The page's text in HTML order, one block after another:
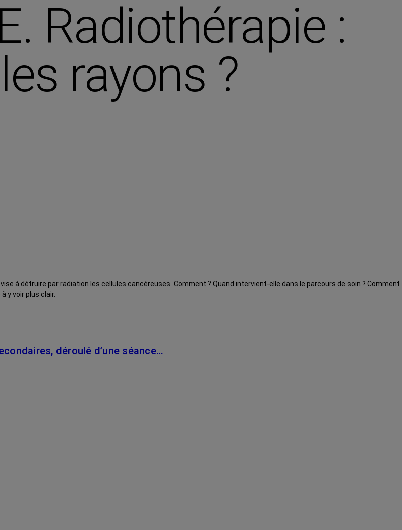
Radiothérapie :
rayons ?
à détruire par radiation les cellules cancéreuses. Comment ? Quand intervient-elle dans le parcours de soin ? Comment
y voir plus clair.
déroulé d’une séance…